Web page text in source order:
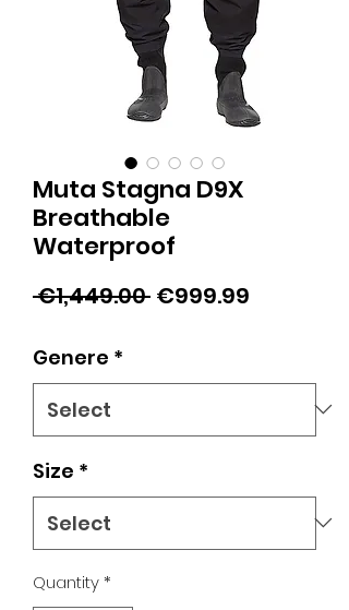
Muta Stagna D9X
Breathable
Waterproof
€1,449.00 Regular
€999.99
Genere *
Size *
Quantity*